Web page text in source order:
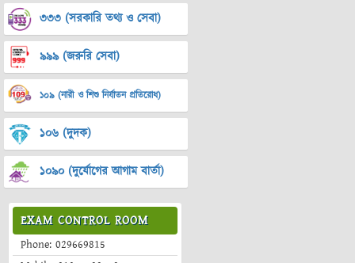
৩৩৩ (সরকারি তথ্য ও সেবা)
৯৯৯ (জরুরি সেবা)
১০৯ (নারী ও শিশু নির্যাতন প্রতিরোধ)
১০৬ (দুদক)
১০৯০ (দুর্যোগের আগাম বার্তা)
EXAM CONTROL ROOM
Phone: 029669815